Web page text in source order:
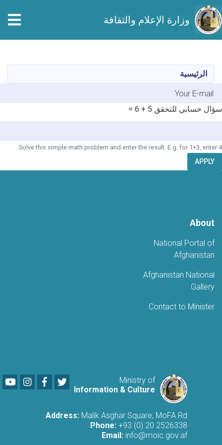
الرئيسي
وزارة الإعلام والثقافة
الرئيسية
E-mail
سؤال حسابي للتحقق 5 + 6 =
Solve this simple math problem and enter the result. E.g. for 1+3, enter 4.
APPLY
About
National Portal of
Afghanistan
Afghanistan National
Gallery
Contact to Minister
Ministry of
Information & Culture
YoutubeLinkedIn
Facebook
Address: Malik Asghar Square, MoFA Rd
Phone: +93 (0) 20 2526338
Email: info@moic.gov.af